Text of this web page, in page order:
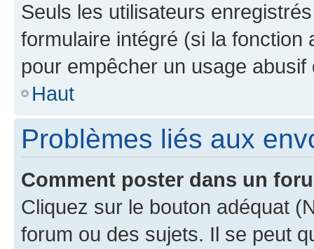
Seuls les utilisateurs
formulaire intégré (si la fonction
pour empêcher un usage
Haut
Problèmes liés aux
Comment poster dans un
Cliquez sur le bouton adéquat
forum ou des sujets. Il se peut